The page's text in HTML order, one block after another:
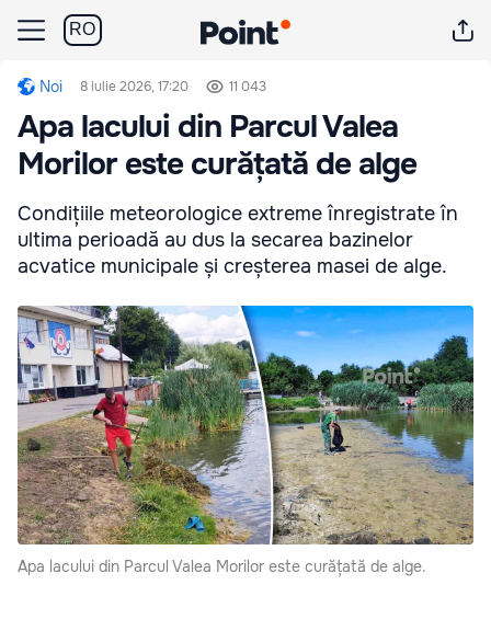
RO
Noi 8 iulie 2026, 17:20 11 043
Apa lacului din Parcul Valea
Morilor este curățată de alge
Condițiile meteorologice extreme înregistrate în
ultima perioadă au dus la secarea bazinelor
acvatice municipale și creșterea masei de alge.
Apa lacului din Parcul Valea Morilor este curățată de alge.